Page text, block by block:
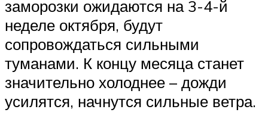
заморозки ожидаются на 3-4-й
неделе октября, будут
сопровождаться сильными
туманами. К концу месяца станет
значительно холоднее – дожди
усилятся, начнутся сильные ветра.